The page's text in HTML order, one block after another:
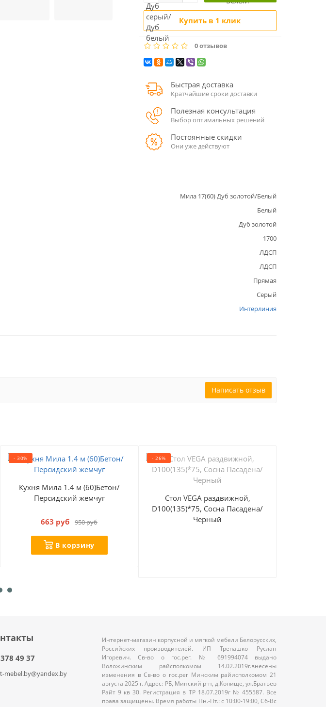
Купить в 1 клик
0 отзывов
Быстрая доставка
Кратчайшие сроки доставки
Полезная консультация
Выбор оптимальных решений
Постоянные скидки
Они уже действуют
Мила 17(60) Дуб золотой/Белый
Белый
Дуб золотой
1700
ЛДСП
ЛДСП
Прямая
Серый
Интерлиния
Написать отзыв
- 30%
Кухня Мила 1.4 м (60)Бетон/
Персидский жемчуг
663 руб 950 руб
В корзину
- 26%
Стол VEGA раздвижной,
D100(135)*75, Сосна Пасадена/
Черный
49 37
mebel.by@yandex.by
Интернет-магазин корпусной и мягкой мебели Белорусских,
Российских производителей. ИП Трепашко Руслан
Игоревич. Св-во о гос.рег. № 691994074 выдано
Воложинским райсполкомом 14.02.2019г.внесены
изменения в Св-во о гос.рег Минским райисполкомом 21
августа 2025 г. Адрес: РБ, Минский р-н, д.Копище, ул.Братьев
Райт 9 кв 30. Регистрация в ТР 18.07.2019г № 455587. Все
права защищены. Время работы Пн.-Пт.: с 10:00-19:00, Сб-Вс